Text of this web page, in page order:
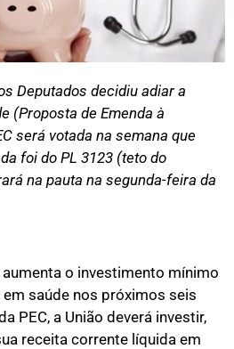
Deputados decidiu adiar a
(Proposta de Emenda à
será votada na semana que
foi do PL 3123 (teto do
na pauta na segunda-feira da
o investimento mínimo
saúde nos próximos seis
PEC, a União deverá investir,
receita corrente líquida em